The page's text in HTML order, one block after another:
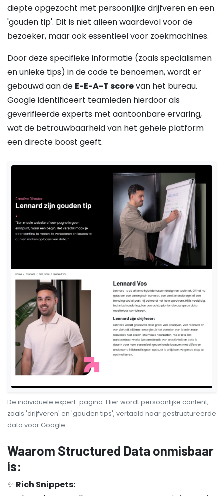
diepte opgezocht met persoonlijke drijfveren en een
'gouden tip'. Dit is niet alleen waardevol voor de
bezoeker, maar ook essentieel voor zoekmachines.
Door deze specifieke informatie (zoals specialismen
en unieke tips) in de code te benoemen, wordt er
gebouwd aan de E-E-A-T scorevan het bureau.
Google identificeert teamleden hierdoor als
geverifieerde experts met aantoonbare ervaring,
wat de betrouwbaarheid van het gehele platform
een directe boost geeft.
De individuele expert-pagina: Hier wordt persoonlijke content,
zoals 'drijfveren' en 'gouden tips', vertaald naar gestructureerde
data voor Google.
Waarom Structured Data onmisbaar
is:
✨ Rich Snippets: